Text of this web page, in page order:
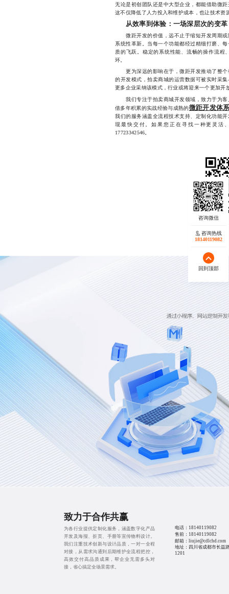
无论是初创团队还是中大型企业，都能借助微
这不仅降低了人力投入和维护成本，也让技术资
从效率到体验：一场深层次的变革
微距开发的价值，远不止于缩短开发周期或
系统性革新。当每一个功能都经过精细打磨、
质的飞跃。稳定的系统性能、流畅的操作流程
环。
更为深远的影响在于，微距开发推动了整个
的开发模式，拍卖商城的运营数据可被实时采
更多企业采纳该模式，行业或将迎来一个更加开
我们专注于拍卖商城开发领域，致力于为客
借多年积累的实战经验与成熟的微距开发体
我们的服务涵盖全流程技术支持、定制化功能
现最快交付。如果您正在寻找一种更灵活
17723342546。
咨询热线
18140119082
回到顶部
致力于合作共赢
为各行业提供定制化服务，涵盖数字化产品
开发及海报、折页、手册等宣传物料设计。
我们注重技术创新与设计品质，一对一全程
对接，从需求沟通到后期维护全流程把控，
高效交付高品质成果，帮企业无需多头对
接，省心搞定全场景需求。
电话： 18140119082
售前： 18140119082
邮箱：liujie@cdlchd.com
地址：四川省成都市长益
1201